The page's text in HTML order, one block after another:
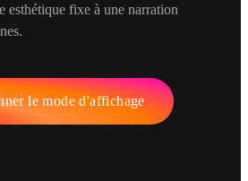
esthétique fixe à une narration
le mode d'affichage